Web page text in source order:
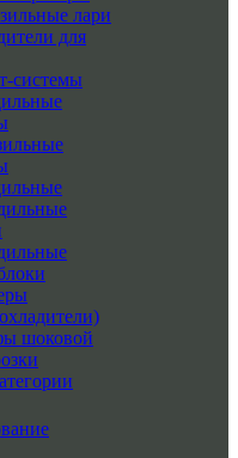
лари
для
системы
шоковой